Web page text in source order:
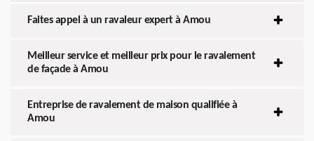
Faites appel à un ravaleur expert à Amou
Meilleur service et meilleur prix pour le ravalement
de façade à Amou
Entreprise de ravalement de maison qualifiée à
Amou